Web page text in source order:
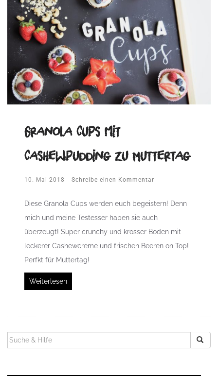
Granola Cups mit
Cashewpudding zu Muttertag
10. Mai 2018 Schreibe einen Kommentar
Diese Granola Cups werden euch begeistern! Denn
mich und meine Testesser haben sie auch
überzeugt! Super crunchy und krosser Boden mit
leckerer Cashewcreme und frischen Beeren on Top!
Perfkt für Muttertag!
Weiterlesen
SUCHEN
NACH: